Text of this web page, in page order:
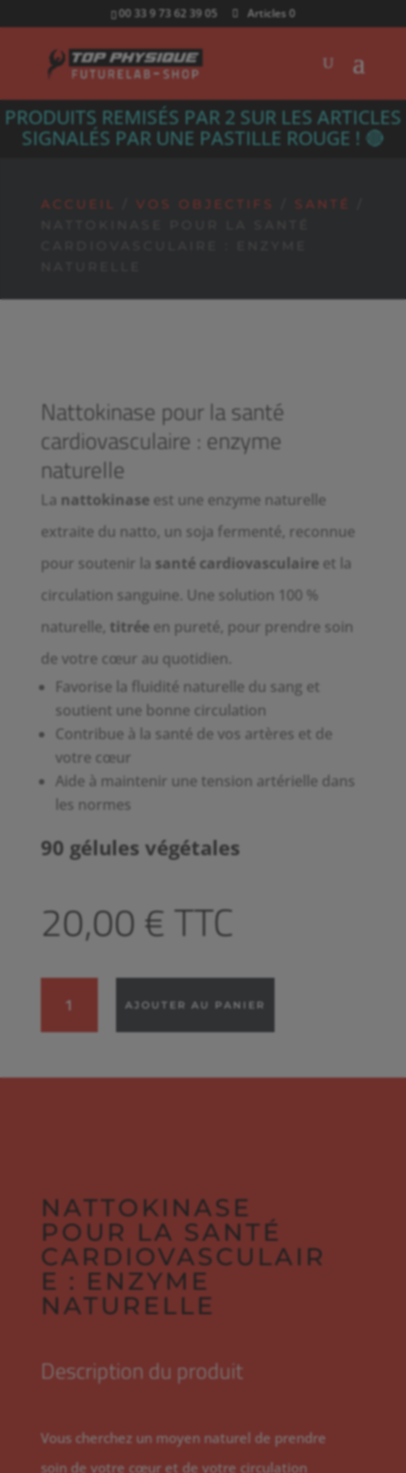
PRODUITS REMISÉS PAR 2 SUR LES ARTICLES
SIGNALÉS PAR UNE PASTILLE ROUGE ! 🔴
00 33 9 73 62 39 05 Articles 0
ACCUEIL VOS OBJECTIFS SANTÉ
Nattokinase pour la santé
cardiovasculaire : enzyme
naturelle
La nattokinaseest une enzyme naturelle
extraite du natto, un soja fermenté, reconnue
pour soutenir la santé cardiovasculaireet la
circulation sanguine. Une solution 100 %
naturelle, titréeen pureté, pour prendre soin
de votre cœur au quotidien.
Favorise la fluidité naturelle du sang et
soutient une bonne circulation
Contribue à la santé de vos artères et de
votre cœur
Aide à maintenir une tension artérielle dans
les normes
90 gélules végétales
20,00€ TTC
Nattokinase
AJOUTER AU PANIER
NATTOKINASE
POUR LA SANTÉ
CARDIOVASCULAIR
E : ENZYME
NATURELLE
Description du produit
Vous cherchez un moyen naturel de prendre
soin de votre cœur et de votre circulation